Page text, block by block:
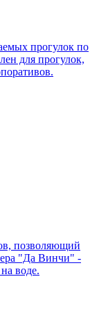
прогулок по
для прогулок,
позволяющий
"Да Винчи" -
воде.